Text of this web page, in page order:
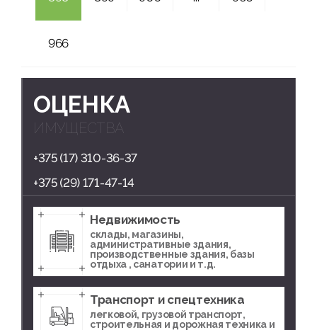
966
ОЦЕНКА
ИМУЩЕСТВА
+375 (17) 310-36-37
+375 (29) 171-47-14
Недвижимость
склады, магазины,
административные здания,
производственные здания, базы
отдыха , санатории и т.д.
Транспорт и спецтехника
легковой, грузовой транспорт,
строительная и дорожная техника и